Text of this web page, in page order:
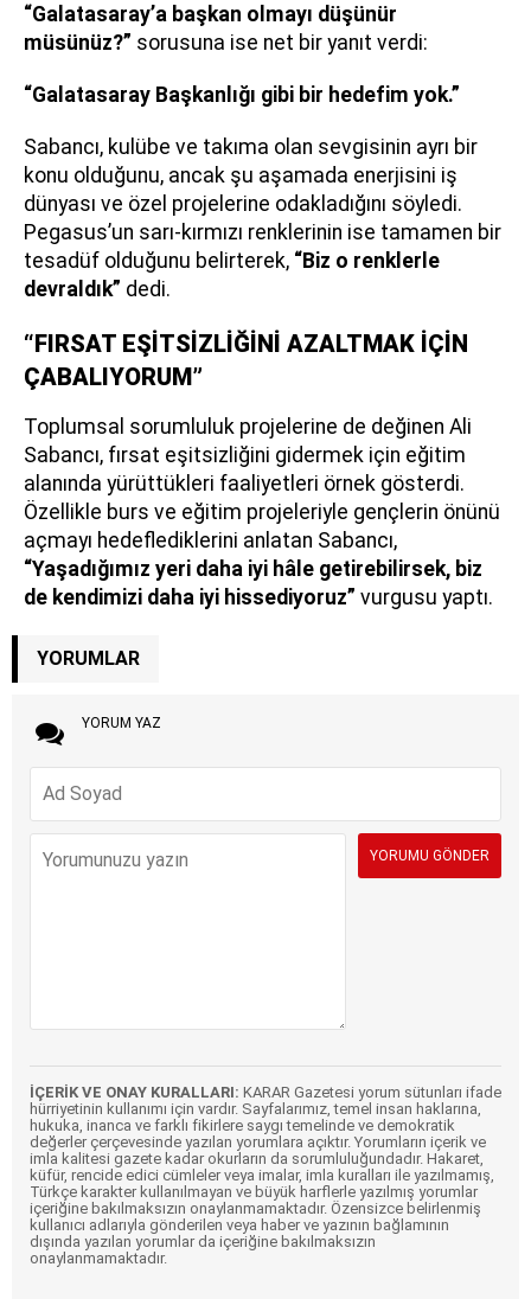
“Galatasaray’a başkan olmayı düşünür
müsünüz?” sorusuna ise net bir yanıt verdi:
“Galatasaray Başkanlığı gibi bir hedefim yok.”
Sabancı, kulübe ve takıma olan sevgisinin ayrı bir
konu olduğunu, ancak şu aşamada enerjisini iş
dünyası ve özel projelerine odakladığını söyledi.
Pegasus’un sarı-kırmızı renklerinin ise tamamen bir
tesadüf olduğunu belirterek, “Biz o renklerle
devraldık” dedi.
“FIRSAT EŞİTSİZLİĞİNİ AZALTMAK İÇİN
ÇABALIYORUM”
Toplumsal sorumluluk projelerine de değinen Ali
Sabancı, fırsat eşitsizliğini gidermek için eğitim
alanında yürüttükleri faaliyetleri örnek gösterdi.
Özellikle burs ve eğitim projeleriyle gençlerin önünü
açmayı hedeflediklerini anlatan Sabancı,
“Yaşadığımız yeri daha iyi hâle getirebilirsek, biz
de kendimizi daha iyi hissediyoruz” vurgusu yaptı.
YORUMLAR
YORUM YAZ
İÇERİK VE ONAY KURALLARI: KARAR Gazetesi yorum sütunları ifade
hürriyetinin kullanımı için vardır. Sayfalarımız, temel insan haklarına,
hukuka, inanca ve farklı fikirlere saygı temelinde ve demokratik
değerler çerçevesinde yazılan yorumlara açıktır. Yorumların içerik ve
imla kalitesi gazete kadar okurların da sorumluluğundadır. Hakaret,
küfür, rencide edici cümleler veya imalar, imla kuralları ile yazılmamış,
Türkçe karakter kullanılmayan ve büyük harflerle yazılmış yorumlar
içeriğine bakılmaksızın onaylanmamaktadır. Özensizce belirlenmiş
kullanıcı adlarıyla gönderilen veya haber ve yazının bağlamının
dışında yazılan yorumlar da içeriğine bakılmaksızın
onaylanmamaktadır.